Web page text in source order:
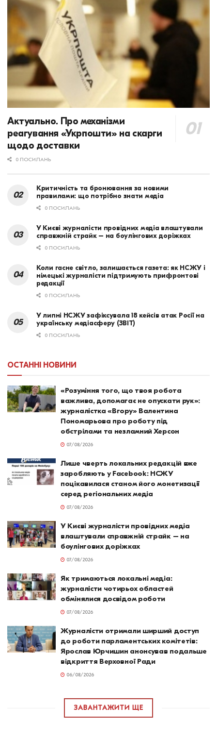
Актуально. Про механізми
реагування «Укрпошти» на скарги
щодо доставки
0 ПОСИЛАНЬ
Критичність та бронювання за новими
правилами: що потрібно знати медіа
0 ПОСИЛАНЬ
У Києві журналісти провідних медіа влаштували
справжній страйк – на боулінгових доріжках
0 ПОСИЛАНЬ
Коли гасне світло, залишається газета: як НСЖУ і
німецькі журналісти підтримують прифронтові
редакції
0 ПОСИЛАНЬ
У липні НСЖУ зафіксувала 18 кейсів атак Росії на
українську медіасферу (ЗВІТ)
0 ПОСИЛАНЬ
ОСТАННІ НОВИНИ
«Розуміння того, що твоя робота
важлива, допомагає не опускати рук»:
журналістка «Вгору» Валентина
Пономарьова про роботу під
обстрілами та незламний Херсон
07/08/2026
Лише чверть локальних редакцій вже
заробляють у Facebook: НСЖУ
поцікавилася станом його монетизації
серед регіональних медіа
07/08/2026
У Києві журналісти провідних медіа
влаштували справжній страйк – на
боулінгових доріжках
07/08/2026
Як тримаються локальні медіа:
журналісти чотирьох областей
обмінялися досвідом роботи
07/08/2026
Журналісти отримали ширший доступ
до роботи парламентських комітетів:
Ярослав Юрчишин анонсував подальше
відкриття Верховної Ради
06/08/2026
ЗАВАНТАЖИТИ ЩЕ